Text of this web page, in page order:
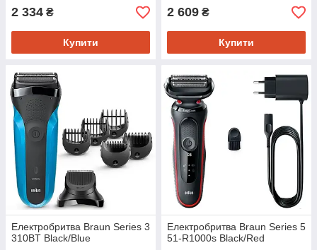
2 334 ₴
Купити
2 609 ₴
Купити
Електробритва Braun Series 3
310BT Black/Blue
Електробритва Braun Series 5
51-R1000s Black/Red